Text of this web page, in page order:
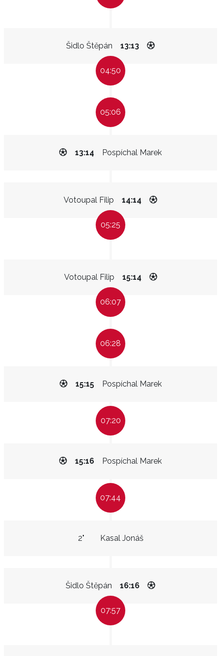
Šidlo Štěpán 13:13
04:50
05:06
Pospíchal Marek
13:14
Votoupal Filip 14:14
05:25
Votoupal Filip 15:14
06:07
06:28
Pospíchal Marek
15:15
07:20
Pospíchal Marek
15:16
07:44
Kasal Jonáš
2"
Šidlo Štěpán 16:16
07:57